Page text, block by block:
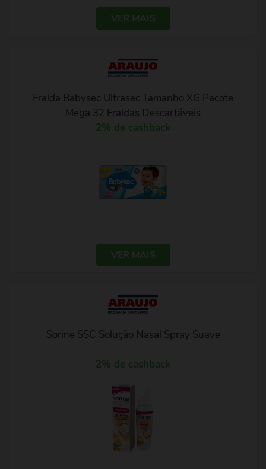
VER MAIS
Fralda Babysec Ultrasec Tamanho XG Pacote
Mega 32 Fraldas Descartáveis
2% de cashback
VER MAIS
Sorine SSC Solução Nasal Spray Suave
2% de cashback